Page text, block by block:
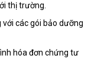
thị trường.
các gói bảo dưỡng
hóa đơn chứng tư